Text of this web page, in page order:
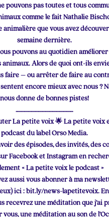
pouvons pas toutes et tous
comme le fait Nathalie
animalière que vous avez
semaine dernière.
pouvons au quotidien
animaux. Alors de quoi ont-ils
faire – ou arrêter de faire au
sentent encore mieux avec nous ?
nous donne de bonnes pistes!
………………………………………….
La petite voix 🌟 La petite voix
podcast du label Orso Media.
des épisodes, des invités, des
Facebook et Instagram en
« La petite voix le podcast »
aussi vous abonner à ma
ici : bit.ly/news-lapetitevoix.
recevrez une méditation que j’ai
une méditation au son de